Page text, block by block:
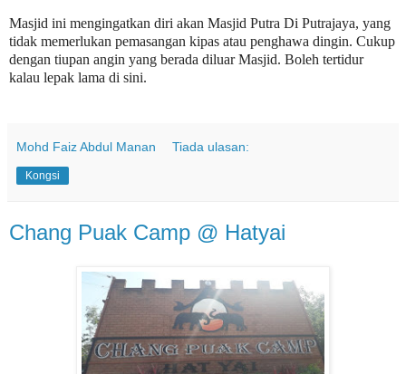
Masjid ini mengingatkan diri akan Masjid Putra Di Putrajaya, yang
tidak memerlukan pemasangan kipas atau penghawa dingin. Cukup
dengan tiupan angin yang berada diluar Masjid. Boleh tertidur
kalau lepak lama di sini.
Mohd Faiz Abdul Manan Tiada ulasan:
Kongsi
Chang Puak Camp @ Hatyai